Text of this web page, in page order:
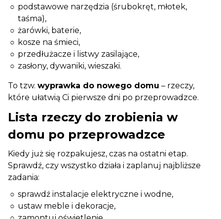
podstawowe narzędzia (śrubokręt, młotek,
taśma),
żarówki, baterie,
kosze na śmieci,
przedłużacze i listwy zasilające,
zasłony, dywaniki, wieszaki.
To tzw. wyprawka do nowego domu – rzeczy,
które ułatwią Ci pierwsze dni po przeprowadzce.
Lista rzeczy do zrobienia w
domu po przeprowadzce
Kiedy już się rozpakujesz, czas na ostatni etap.
Sprawdź, czy wszystko działa i zaplanuj najbliższe
zadania:
sprawdź instalacje elektryczne i wodne,
ustaw meble i dekoracje,